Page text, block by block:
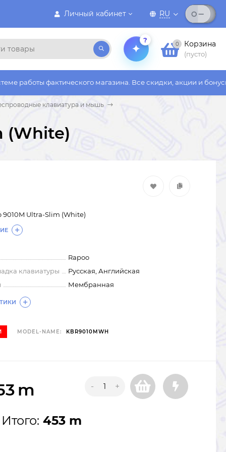
Личный кабинет RU
?
0 Корзина
(пусто)
магазина. Все скидки, акции и бонусы действуют
клавиатура и мышь
(White)
9010M Ultra-Slim (White)
Rapoo
клавиатуры
Русская, Английская
Мембранная
MODEL-NAME: KBR9010MWH
m - +
Итого: 453 m